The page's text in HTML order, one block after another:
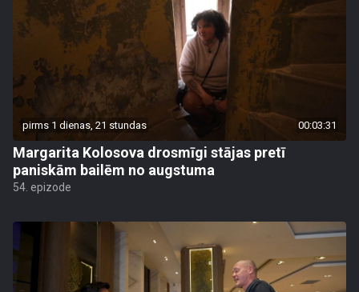
pirms 1 dienas, 21 stundas 00:03:31
Margarita Kolosova drosmīgi stājas pretī
paniskām bailēm no augstuma
54. epizode